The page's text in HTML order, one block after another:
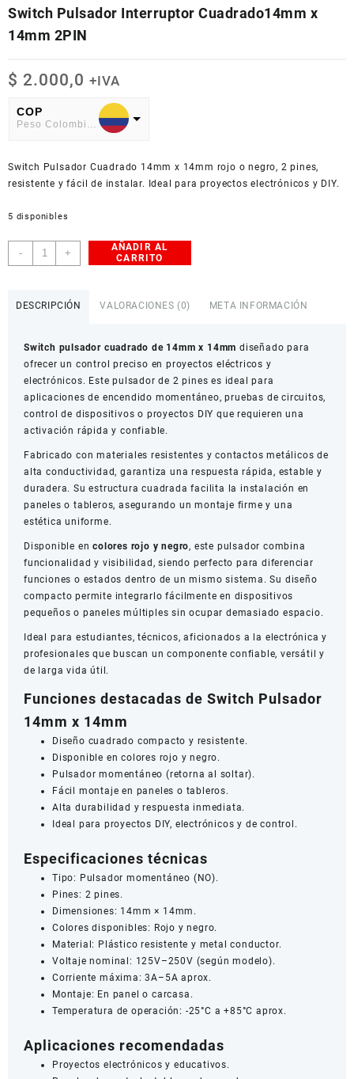
Switch Pulsador Interruptor Cuadrado14mm x
14mm 2PIN
$ 2.000,0 +IVA
COP
American Dollar
Switch Pulsador Cuadrado 14mm x 14mm rojo o negro, 2 pines,
resistente y fácil de instalar. Ideal para proyectos electrónicos y DIY.
5 disponibles
-
Switch
Pulsador
Cuadrado14mm
2PIN
cantidad
+
AÑADIR AL
CARRITO
DESCRIPCIÓN VALORACIONES (0) META INFORMACIÓN
Switch pulsador cuadrado de 14mm x 14mm diseñado para
ofrecer un control preciso en proyectos eléctricos y
electrónicos. Este pulsador de 2 pines es ideal para
aplicaciones de encendido momentáneo, pruebas de circuitos,
control de dispositivos o proyectos DIY que requieren una
activación rápida y confiable.
Fabricado con materiales resistentes y contactos metálicos de
alta conductividad, garantiza una respuesta rápida, estable y
duradera. Su estructura cuadrada facilita la instalación en
paneles o tableros, asegurando un montaje firme y una
estética uniforme.
Disponible encolores rojo y negro, este pulsador combina
funcionalidad y visibilidad, siendo perfecto para diferenciar
funciones o estados dentro de un mismo sistema. Su diseño
compacto permite integrarlo fácilmente en dispositivos
pequeños o paneles múltiples sin ocupar demasiado espacio.
Ideal para estudiantes, técnicos, aficionados a la electrónica y
profesionales que buscan un componente confiable, versátil y
de larga vida útil.
Funciones destacadas de Switch Pulsador
14mm x 14mm
Diseño cuadrado compacto y resistente.
Disponible en colores rojo y negro.
Pulsador momentáneo (retorna al soltar).
Fácil montaje en paneles o tableros.
Alta durabilidad y respuesta inmediata.
Ideal para proyectos DIY, electrónicos y de control.
Especificaciones técnicas
Tipo: Pulsador momentáneo (NO).
Pines: 2 pines.
Dimensiones: 14mm × 14mm.
Colores disponibles: Rojo y negro.
Material: Plástico resistente y metal conductor.
Voltaje nominal: 125V–250V (según modelo).
Corriente máxima: 3A–5A aprox.
Montaje: En panel o carcasa.
Temperatura de operación: -25°C a +85°C aprox.
Aplicaciones recomendadas
Proyectos electrónicos y educativos.